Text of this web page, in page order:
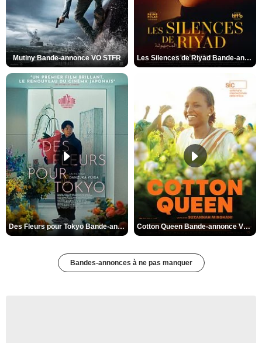
Mutiny Bande-annonce VO STFR Les Silences de Riyad Bande-annonce VO STFR
Des Fleurs pour Tokyo Bande-annonce VO STFR Cotton Queen Bande-annonce VO STFR
Bandes-annonces à ne pas manquer